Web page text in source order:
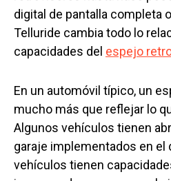
digital de pantalla completa
Telluride cambia todo lo
capacidades del espejo
En un automóvil típico, un
mucho más que reflejar lo
Algunos vehículos tienen
garaje implementados en el
vehículos tienen